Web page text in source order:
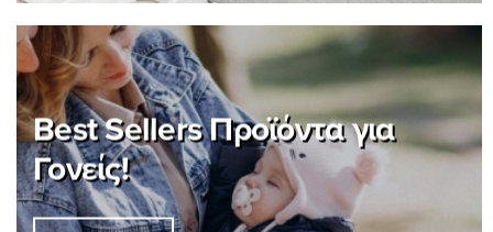
Best Sellers Προϊόντα για
Γονείς!